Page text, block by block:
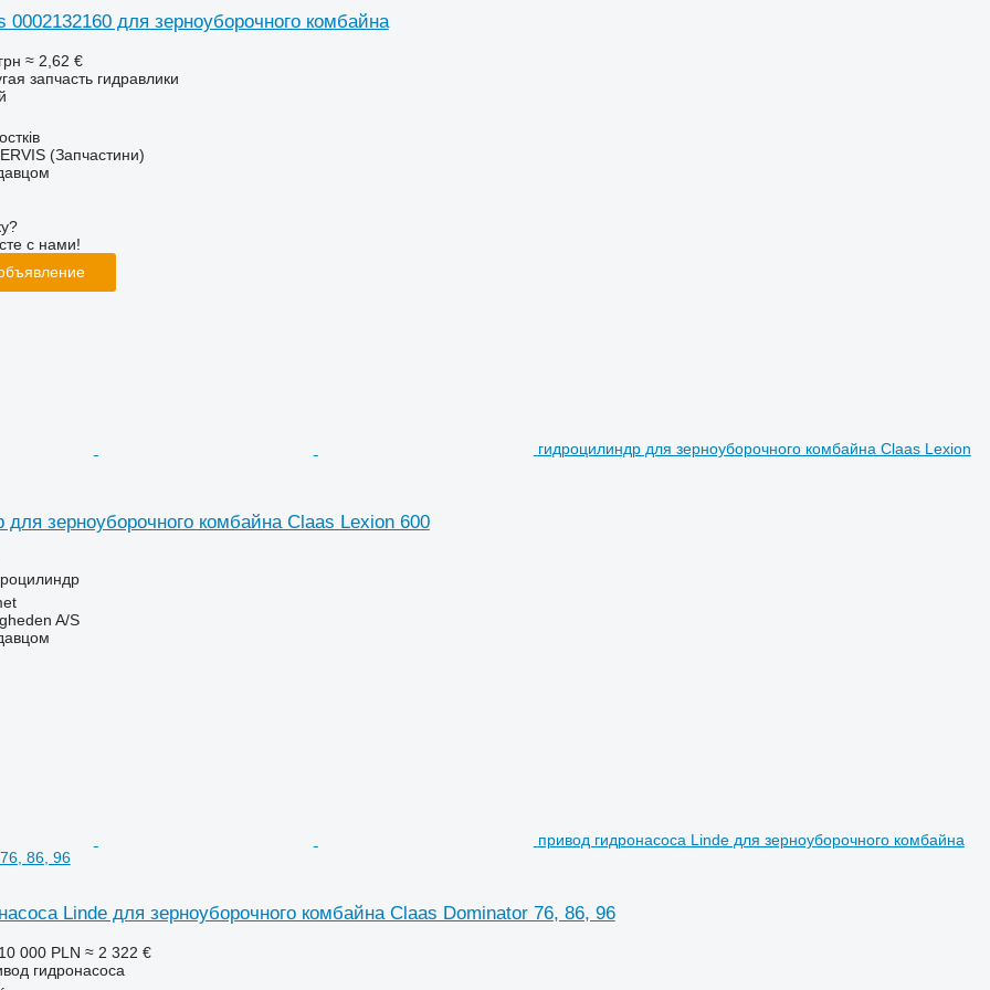
0002132160 для зерноуборочного комбайна
≈ 2,62 €
запчасть гидравлики
(Запчастини)
с нами!
гидроцилиндр для зерноуборочного комбайна Claas Lexion
для зерноуборочного комбайна Claas Lexion 600
A/S
привод гидронасоса Linde для зерноуборочного комбайна
86, 96
Linde для зерноуборочного комбайна Claas Dominator 76, 86, 96
10 000 PLN ≈ 2 322 €
гидронасоса